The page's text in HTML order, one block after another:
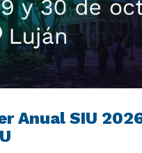
Anual SIU